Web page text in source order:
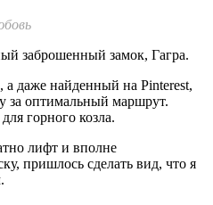
заброшенный замок, Гагра.
даже найденный на Pinterest,
за оптимальный маршрут.
горного козла.
лифт и вполне
пришлось сделать вид, что я